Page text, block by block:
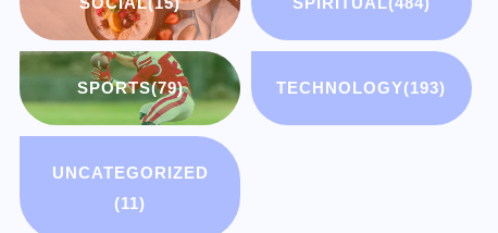
SPORTS(79) TECHNOLOGY(193)
UNCATEGORIZED
(11)